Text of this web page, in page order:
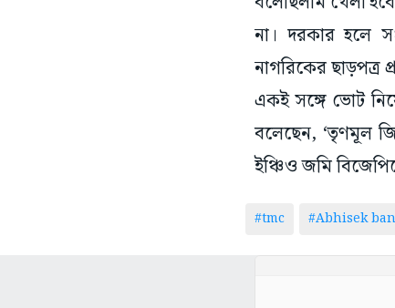
না। দরকার হলে
নাগরিকের ছাড়পত্র
একই সঙ্গে ভোট
বলেছেন, ‘তৃণমূল
ইঞ্চিও জমি
#tmc #Abhisek